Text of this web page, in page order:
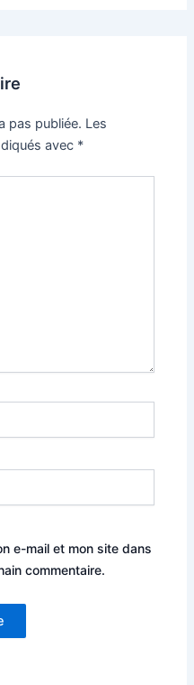
pas publiée. Les
avec *
e-mail et mon site dans
commentaire.